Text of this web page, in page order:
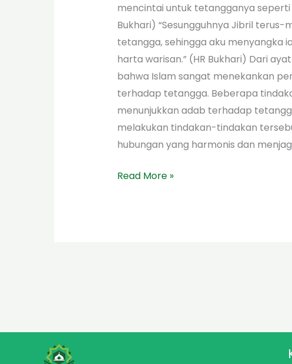
mencintai untuk tetangganya seperti
Bukhari) “Sesungguhnya Jibril
tetangga, sehingga aku menyangka
harta warisan.” (HR Bukhari) Dari
bahwa Islam sangat menekankan
terhadap tetangga. Beberapa
menunjukkan adab terhadap
melakukan tindakan-tindakan
hubungan yang harmonis dan
Read More »